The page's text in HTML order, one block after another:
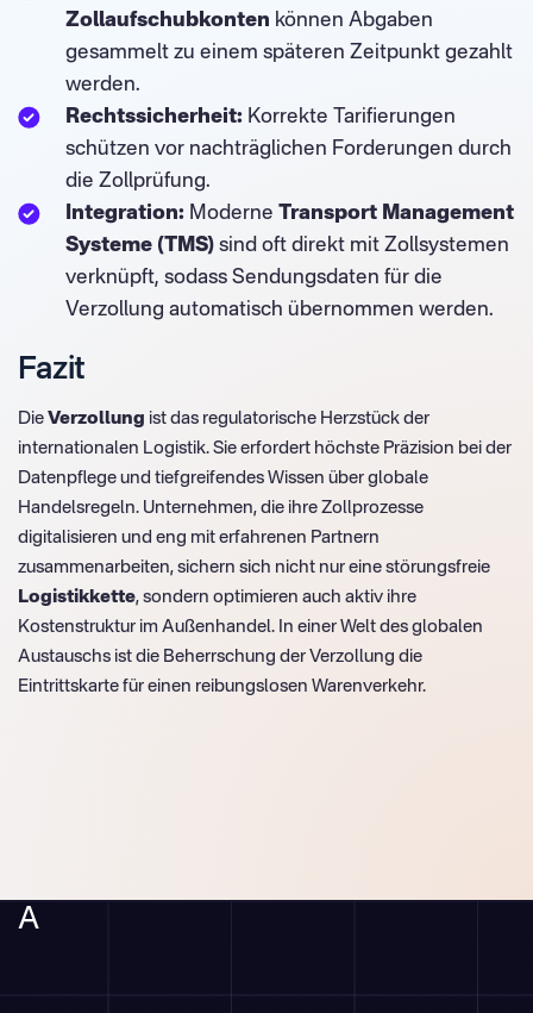
Zollaufschubkonten können Abgaben
gesammelt zu einem späteren Zeitpunkt gezahlt
werden.
Rechtssicherheit: Korrekte Tarifierungen
schützen vor nachträglichen Forderungen durch
die Zollprüfung.
Integration: Moderne Transport Management
Systeme (TMS) sind oft direkt mit Zollsystemen
verknüpft, sodass Sendungsdaten für die
Verzollung automatisch übernommen werden.
Fazit
Die Verzollung ist das regulatorische Herzstück der
internationalen Logistik. Sie erfordert höchste Präzision bei der
Datenpflege und tiefgreifendes Wissen über globale
Handelsregeln. Unternehmen, die ihre Zollprozesse
digitalisieren und eng mit erfahrenen Partnern
zusammenarbeiten, sichern sich nicht nur eine störungsfreie
Logistikkette, sondern optimieren auch aktiv ihre
Kostenstruktur im Außenhandel. In einer Welt des globalen
Austauschs ist die Beherrschung der Verzollung die
Eintrittskarte für einen reibungslosen Warenverkehr.
A